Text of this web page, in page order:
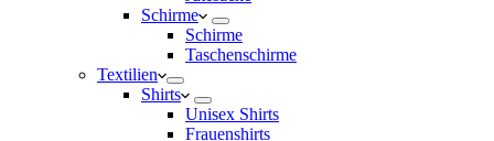
Schirme
Schirme
Taschenschirme
Textilien
Shirts
Unisex Shirts
Frauenshirts